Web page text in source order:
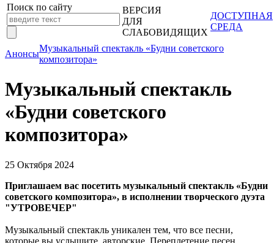
Поиск по сайту
ВЕРСИЯ
ДЛЯ
СЛАБОВИДЯЩИХ
ДОСТУПНАЯ
СРЕДА
Анонсы
Музыкальный спектакль «Будни советского
композитора»
Музыкальный спектакль
«Будни советского
композитора»
25 Октября 2024
Приглашаем вас посетить музыкальный спектакль «Будни
советского композитора», в исполнении творческого дуэта
"УТРОВЕЧЕР"
Музыкальный спектакль уникален тем, что все песни,
которые вы услышите, авторские. Переплетение песен,